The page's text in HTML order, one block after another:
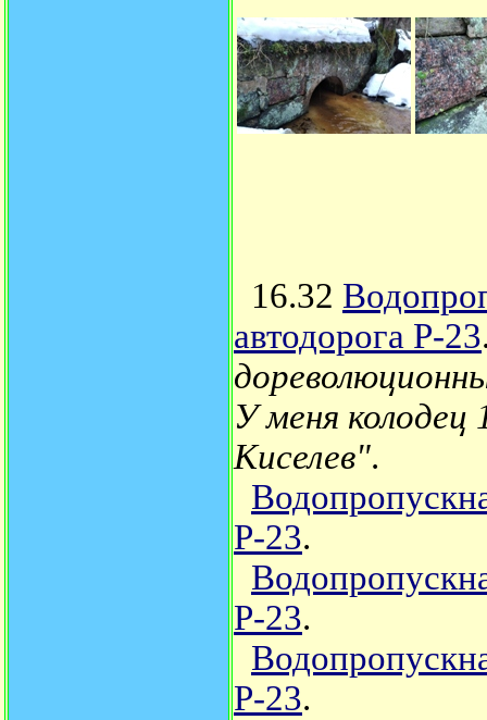
16.32
автодорога Р-23
У меня
Киселев".
Р-23.
Р-23.
Р-23.